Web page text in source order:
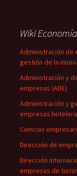
Wiki Economía
Administración de
gestión de la
Administración y
empresas (ADE)
Administración y
empresas
Ciencias
Dirección de
Dirección
empresas de